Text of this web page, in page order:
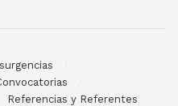
Referencias y Referentes